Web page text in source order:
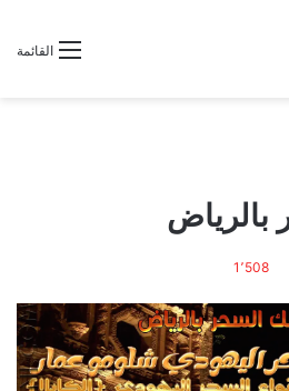
القائمة
1٬508